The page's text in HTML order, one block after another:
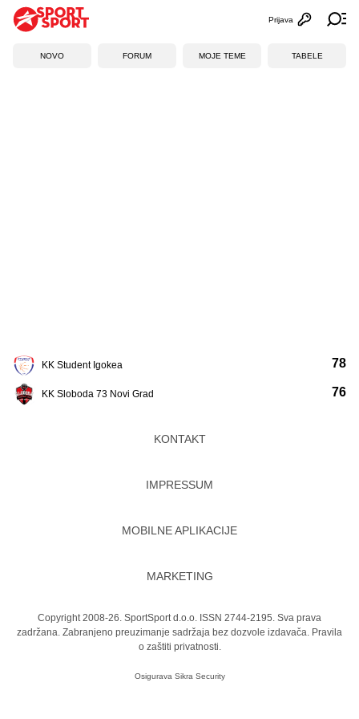
Otvori
Prijava
NOVO FORUM MOJE TEME TABELE
KK Student Igokea
KK Sloboda 73 Novi Grad
78
76
KONTAKT
IMPRESSUM
MOBILNE APLIKACIJE
MARKETING
Copyright 2008-26. SportSport d.o.o. ISSN 2744-2195. Sva prava
zadržana. Zabranjeno preuzimanje sadržaja bez dozvole izdavača. Pravila
o zaštiti privatnosti.
Osigurava Sikra Security